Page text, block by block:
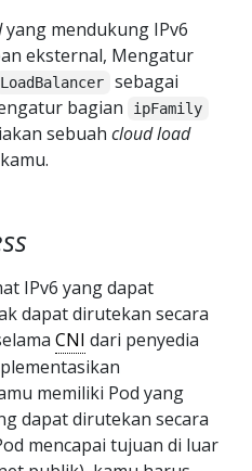
yang mendukung IPv6
eksternal, Mengatur
LoadBalancer
sebagai
bagian
ipFamily
sebuah cloud load
IPv6 yang dapat
dapat dirutekan secara
CNI dari penyedia
memiliki Pod yang
dapat dirutekan secara
mencapai tujuan di luar